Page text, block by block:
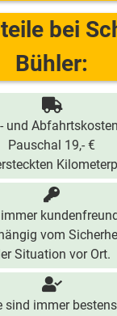
bei
Bühler:
und Abfahrtskosten
Pauschal 19,- €
vom
Situation vor Ort.
sind immer